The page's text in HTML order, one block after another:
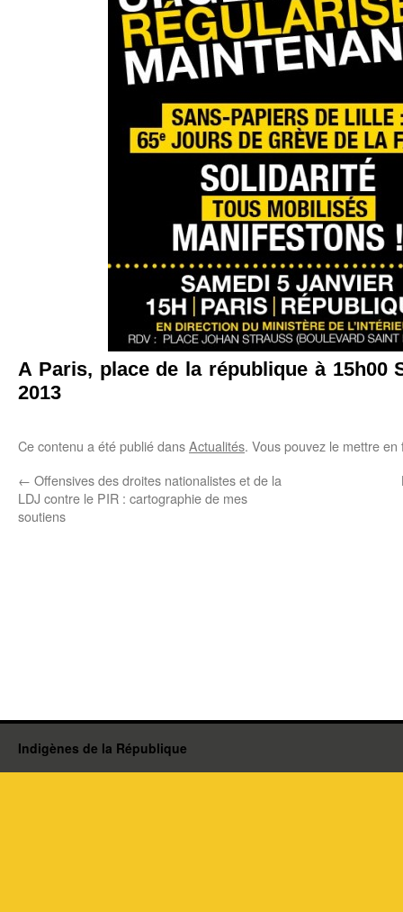
A Paris, place de la république à 15h00
2013
Ce contenu a été publié dansActualités. Vous pouvez le mettre
← Offensives des droites nationalistes et de la
LDJ contre le PIR : cartographie de mes
soutiens
Indigènes de la République